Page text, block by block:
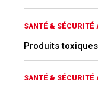
SANTÉ & SÉCURITÉ
Produits
SANTÉ & SÉCURITÉ